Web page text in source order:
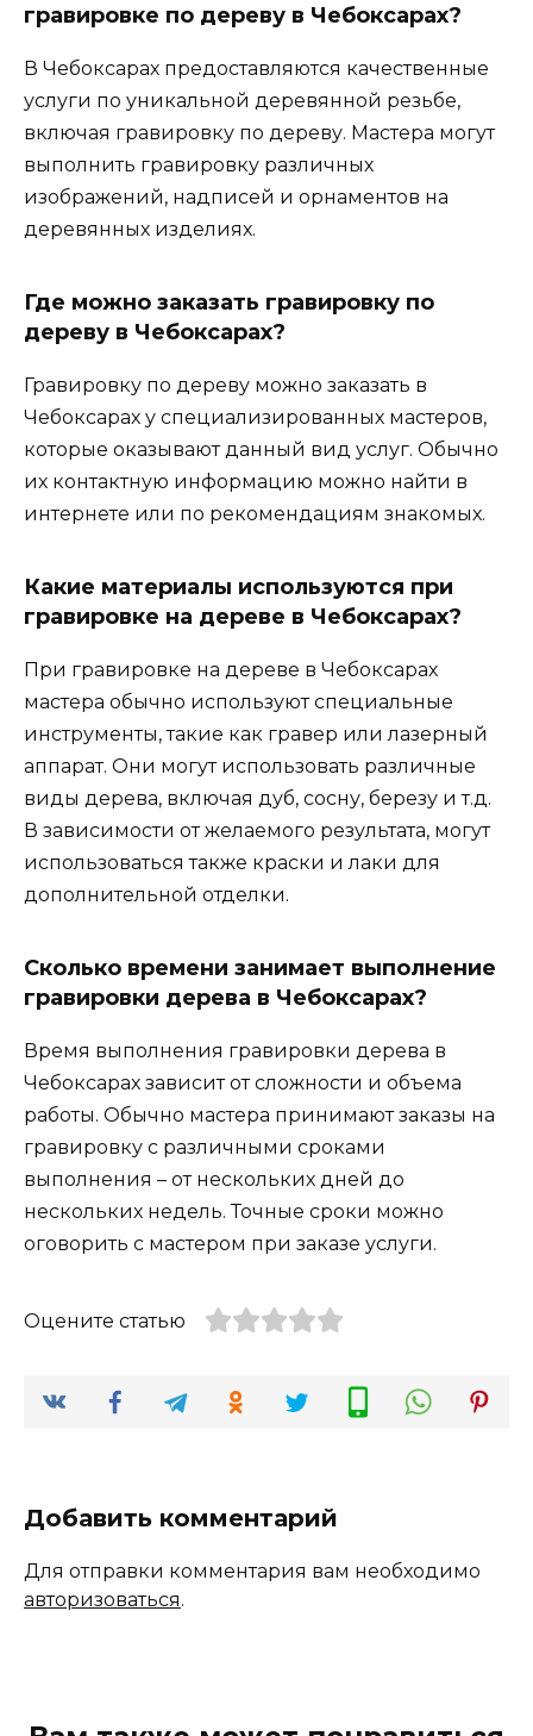
гравировке по дереву в Чебоксарах?
В Чебоксарах предоставляются качественные
услуги по уникальной деревянной резьбе,
включая гравировку по дереву. Мастера могут
выполнить гравировку различных
изображений, надписей и орнаментов на
деревянных изделиях.
Где можно заказать гравировку по
дереву в Чебоксарах?
Гравировку по дереву можно заказать в
Чебоксарах у специализированных мастеров,
которые оказывают данный вид услуг. Обычно
их контактную информацию можно найти в
интернете или по рекомендациям знакомых.
Какие материалы используются при
гравировке на дереве в Чебоксарах?
При гравировке на дереве в Чебоксарах
мастера обычно используют специальные
инструменты, такие как гравер или лазерный
аппарат. Они могут использовать различные
виды дерева, включая дуб, сосну, березу и т.д.
В зависимости от желаемого результата, могут
использоваться также краски и лаки для
дополнительной отделки.
Сколько времени занимает выполнение
гравировки дерева в Чебоксарах?
Время выполнения гравировки дерева в
Чебоксарах зависит от сложности и объема
работы. Обычно мастера принимают заказы на
гравировку с различными сроками
выполнения – от нескольких дней до
нескольких недель. Точные сроки можно
оговорить с мастером при заказе услуги.
Оцените статью
Добавить комментарий
Для отправки комментария вам необходимо
авторизоваться.